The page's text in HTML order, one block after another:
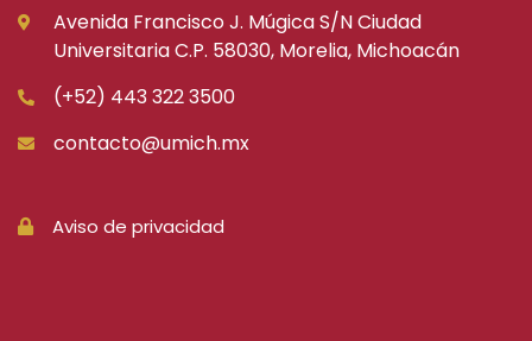
Avenida Francisco J. Múgica S/N Ciudad
Universitaria C.P. 58030, Morelia, Michoacán
(+52) 443 322 3500
contacto@umich.mx
Aviso de privacidad